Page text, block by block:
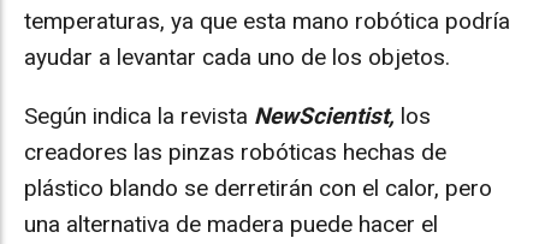
temperaturas, ya que esta mano robótica podría
ayudar a levantar cada uno de los objetos.
Según indica la revista NewScientist, los
creadores las pinzas robóticas hechas de
plástico blando se derretirán con el calor, pero
una alternativa de madera puede hacer el